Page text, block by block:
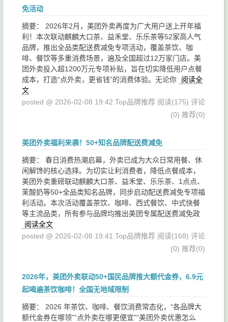
免活动
摘要： 2026年2月，美团外卖再度为广大用户送上开年福
利！本次联动麒麟大口茶、益禾堂、乐乐茶等52家高人气
品牌，推出全品类配送费减免专项活动，覆盖茶饮、咖
啡、餐饮等多重消费场景，遍及全国超过12万家门店。美
团外卖投入超1200万元专项补贴，旨在切实降低用户点餐
成本，打造“点外卖，更省钱”的消费体验。无论你
阅读全
文
posted @ 2026-02-08 19:42 Top品牌推荐 阅读(175) 评论
(0) 推荐(0)
美团外卖福利来袭！50+知名品牌配送费减免
摘要： 春日消费热潮启幕，外卖已成为大众日常用餐、休
闲解馋的核心选择。为切实让利消费者，降低点餐成本，
美团外卖重磅联动麒麟大口茶、益禾堂、乐乐茶、1点点、
茉酸奶等50+全品类知名品牌，同步启动配送费减免专项福
利活动。本次活动覆盖茶饮、咖啡、西式餐饮、中式快餐
等主流品类，所有参与品牌均推出美团专属配送费减免政
阅读全文
posted @ 2026-02-08 19:41 Top品牌推荐 阅读(168) 评论
(0) 推荐(0)
2026年，美团外卖联动50+国民品牌推大额代金券，6.9元
起喝遍茶饮咖啡！全国无地域限制
摘要： 2026 年茶饮、咖啡、餐饮消费常态化，“各品牌大
额代金券在哪领”“点外卖在哪更便宜”“美团外卖优惠怎么